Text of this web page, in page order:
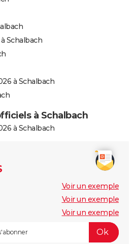
Schalbach
à Schalbach
à Schalbach
à Schalbach
Voir un exemple
Voir un exemple
Voir un exemple